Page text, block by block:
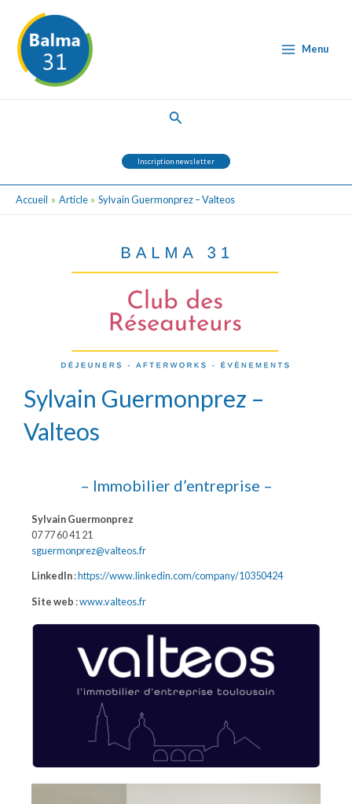
contenu
MenuMenu
Rechercher
Inscription newsletter
Accueil Article Sylvain Guermonprez – Valteos
Sylvain Guermonprez –
Valteos
– Immobilier d’entreprise –
Sylvain Guermonprez
07 77 60 41 21
sguermonprez@valteos.fr
LinkedIn:https://www.linkedin.com/company/10350424
Site web :www.valteos.fr
navigation